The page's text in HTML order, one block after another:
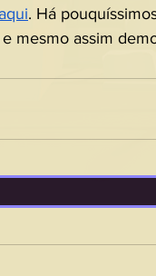
. Há
mesmo assim